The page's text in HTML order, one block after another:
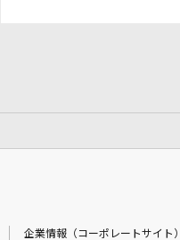
企業情報（コーポレートサイト）